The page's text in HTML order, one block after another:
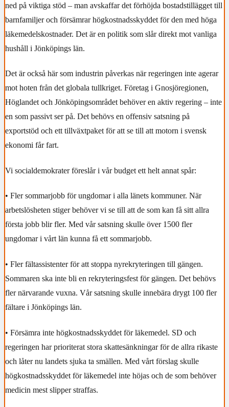
ned på viktiga stöd – man avskaffar det förhöjda bostadstillägget till
barnfamiljer och försämrar högkostnadsskyddet för den med höga
läkemedelskostnader. Det är en politik som slår direkt mot vanliga
hushåll i Jönköpings län.
Det är också här som industrin påverkas när regeringen inte agerar
mot hoten från det globala tullkriget. Företag i Gnosjöregionen,
Höglandet och Jönköpingsområdet behöver en aktiv regering – inte
en som passivt ser på. Det behövs en offensiv satsning på
exportstöd och ett tillväxtpaket för att se till att motorn i svensk
ekonomi får fart.
Vi socialdemokrater föreslår i vår budget ett helt annat spår:
• Fler sommarjobb för ungdomar i alla länets kommuner. När
arbetslösheten stiger behöver vi se till att de som kan få sitt allra
första jobb blir fler. Med vår satsning skulle över 1500 fler
ungdomar i vårt län kunna få ett sommarjobb.
• Fler fältassistenter för att stoppa nyrekryteringen till gängen.
Sommaren ska inte bli en rekryteringsfest för gängen. Det behövs
fler närvarande vuxna. Vår satsning skulle innebära drygt 100 fler
fältare i Jönköpings län.
• Försämra inte högkostnadsskyddet för läkemedel. SD och
regeringen har prioriterat stora skattesänkningar för de allra rikaste
och låter nu landets sjuka ta smällen. Med vårt förslag skulle
högkostnadsskyddet för läkemedel inte höjas och de som behöver
medicin mest slipper straffas.